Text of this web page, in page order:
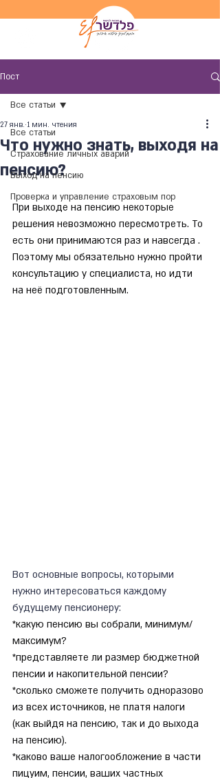
Пост
Все статьи
Страхование личных аварий
Выход на пенсию
Проверка и управление страховым пор
Все статьи
Что нужно знать, выходя на
пенсию?
27 янв. 1 мин. чтения
При выходе на пенсию некоторые
решения невозможно пересмотреть. То
есть они принимаются раз и навсегда .
Поэтому мы обязательно нужно пройти
консультацию у специалиста, но идти
на неё подготовленным.
Вот основные вопросы, которыми
нужно интересоваться каждому
будущему пенсионеру:
*какую пенсию вы собрали, минимум/
максимум?
*представляете ли размер бюджетной
пенсии и накопительной пенсии?
*сколько сможете получить одноразово
из всех источников, не платя налоги
(как выйдя на пенсию, так и до выхода
на пенсию).
*каково ваше налогообложение в части
пицуим, пенсии, ваших частных